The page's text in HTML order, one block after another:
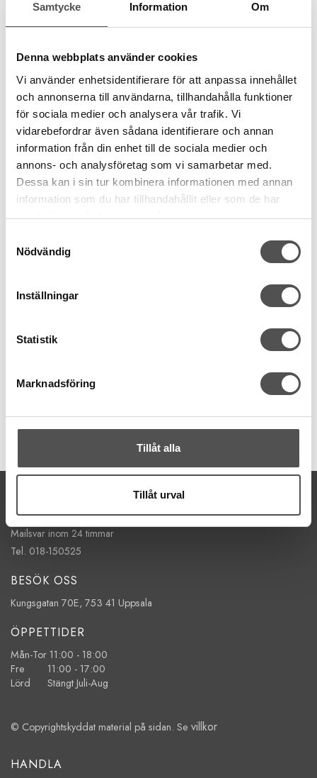
Samtycke Information Om
Denna webbplats använder cookies
Vi använder enhetsidentifierare för att anpassa innehållet
och annonserna till användarna, tillhandahålla funktioner
för sociala medier och analysera vår trafik. Vi
vidarebefordrar även sådana identifierare och annan
information från din enhet till de sociala medier och
annons- och analysföretag som vi samarbetar med.
Dessa kan i sin tur kombinera informationen med annan
information som du har tillhandahållit eller som de har
samlat in när du har använt deras tjänster.
Nödvändig
Inställningar
Statistik
Marknadsföring
Tillåt alla
Tillåt urval
Ger enkla blusar en specialeffekt längs knappslån.
Ger effekt vid fastsömnad av spets.
Förhindra hopdragning av sömmen på tunna / lösa tyger genom
att använda spray-stärkelse eller rivbart, vattenlöslig, värmelösligt
stabiliseringsmaterial.
Lämplig för
Löst vävda tyger som linne.
Beläggning
Speciella egenskaper
Nålspetsens utforming
Färgmarkering
kontakt@symaskinsboden.se
Mailsvar inom 24 timmar
Tel. 018-150525
BESÖK OSS
Kungsgatan 70E, 753 41 Uppsala
ÖPPETTIDER
Mån-Tor 11:00 - 18:00
Fre 11:00 - 17:00
Lörd Stängt Juli-Aug
© Copyrightskyddat material på sidan. Se villkor
HANDLA